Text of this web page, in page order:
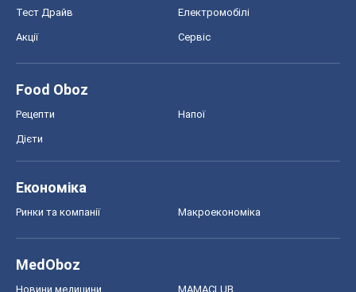
Тест Драйв Електромобілі
Акції Сервіс
Food Oboz
Рецепти Напої
Дієти
Економіка
Ринки та компанії Макроекономіка
MedOboz
Новини медицини MAMACLUB